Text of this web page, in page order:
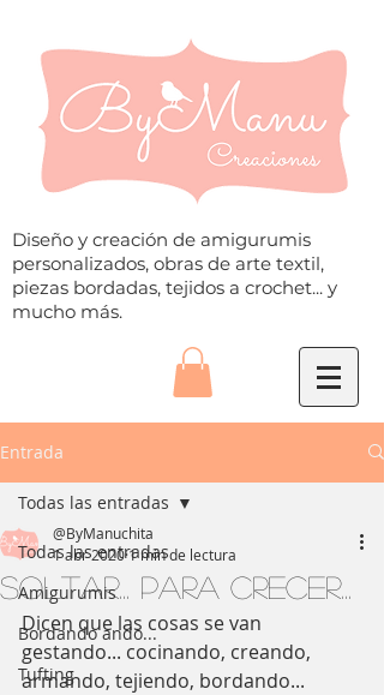
Diseño y creación de amigurumis
personalizados, obras de arte textil,
piezas bordadas, tejidos a crochet... y
mucho más.
Entrada
Todas las entradas
Amigurumis
Bordando ando...
Tufting
Todas las entradas
Soltar... para crecer...
@ByManuchita
1 abr 20201 min de lectura
Dicen que las cosas se van
gestando... cocinando, creando,
armando, tejiendo, bordando...